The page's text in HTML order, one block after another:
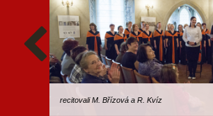
recitovali M. Břízová a R. Kvíz